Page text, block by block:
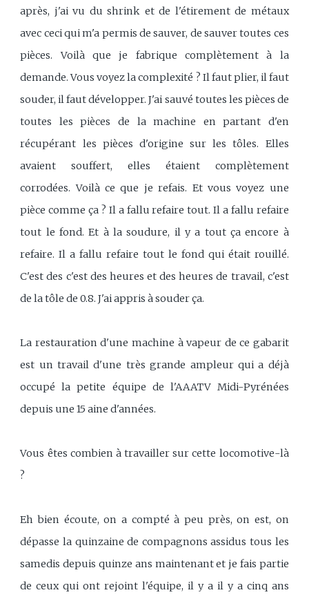
après, j'ai vu du shrink et de l'étirement de métaux
avec ceci qui m'a permis de sauver, de sauver toutes ces
pièces. Voilà que je fabrique complètement à la
demande. Vous voyez la complexité ? Il faut plier, il faut
souder, il faut développer. J'ai sauvé toutes les pièces de
toutes les pièces de la machine en partant d'en
récupérant les pièces d'origine sur les tôles. Elles
avaient souffert, elles étaient complètement
corrodées. Voilà ce que je refais. Et vous voyez une
pièce comme ça ? Il a fallu refaire tout. Il a fallu refaire
tout le fond. Et à la soudure, il y a tout ça encore à
refaire. Il a fallu refaire tout le fond qui était rouillé.
C'est des c'est des heures et des heures de travail, c'est
de la tôle de 0.8. J'ai appris à souder ça.
La restauration d'une machine à vapeur de ce gabarit
est un travail d'une très grande ampleur qui a déjà
occupé la petite équipe de l'AAATV Midi-Pyrénées
depuis une 15 aine d'années.
Vous êtes combien à travailler sur cette locomotive-là
?
Eh bien écoute, on a compté à peu près, on est, on
dépasse la quinzaine de compagnons assidus tous les
samedis depuis quinze ans maintenant et je fais partie
de ceux qui ont rejoint l'équipe, il y a il y a cinq ans